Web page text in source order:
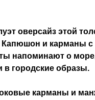
оверсайз этой
Капюшон и карманы с
напоминают о
городские образы.
карманы и